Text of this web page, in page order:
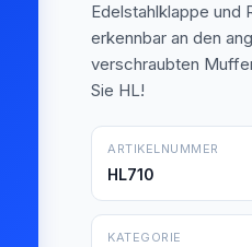
Edelstahlklappe und
erkennbar an den
verschraubten
Sie HL!
ARTIKELNUMMER
HL710
KATEGORIE